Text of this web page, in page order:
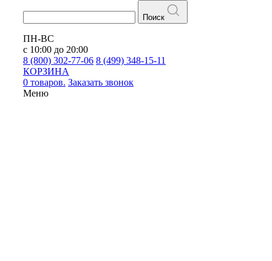
Поиск
ПН-ВС
с 10:00 до 20:00
8 (800) 302-77-06 8 (499) 348-15-11
КОРЗИНА
0 товаров. Заказать звонок
Меню